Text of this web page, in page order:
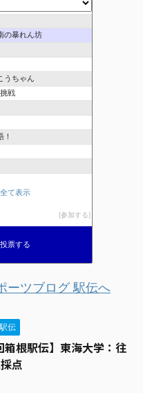
の暴れん坊
うちゃん
戦
になりたい
て表示
参加する
票する
伝
箱根駅伝】東海大学：往
点